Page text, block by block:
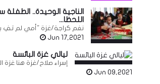
الناجية الوحيدة..
اللحظا...
نغم كراجة/غزة "أمي لم تفِ
Jun 17,2021
ليالي غزة البائسة
إسراء صلاح/غزة هنا غزة
Jun 09,2021